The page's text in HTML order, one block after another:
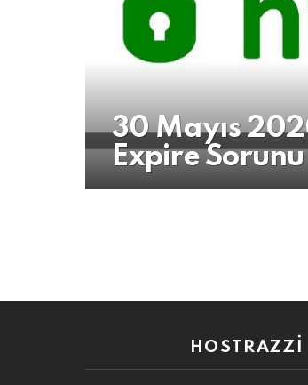
30 Mayıs
Expire Sorunu
HOSTRAZZI